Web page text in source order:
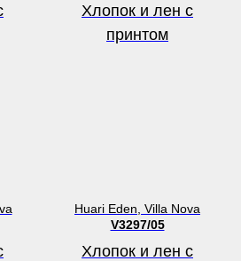
Хлопок и лен с
принтом
Huari Eden, Villa Nova
V3297/05
Хлопок и лен с